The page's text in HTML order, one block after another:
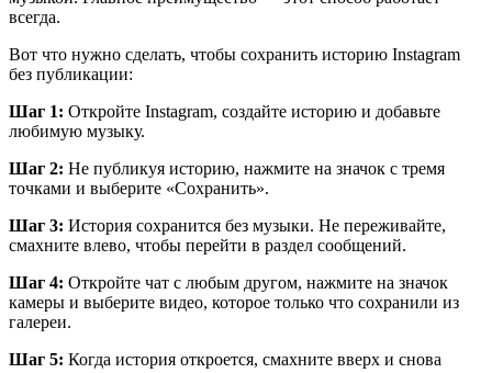
всегда.
Вот что нужно сделать, чтобы сохранить историю Instagram
без публикации:
Шаг 1: Откройте Instagram, создайте историю и добавьте
любимую музыку.
Шаг 2: Не публикуя историю, нажмите на значок с тремя
точками и выберите «Сохранить».
Шаг 3: История сохранится без музыки. Не переживайте,
смахните влево, чтобы перейти в раздел сообщений.
Шаг 4: Откройте чат с любым другом, нажмите на значок
камеры и выберите видео, которое только что сохранили из
галереи.
Шаг 5: Когда история откроется, смахните вверх и снова